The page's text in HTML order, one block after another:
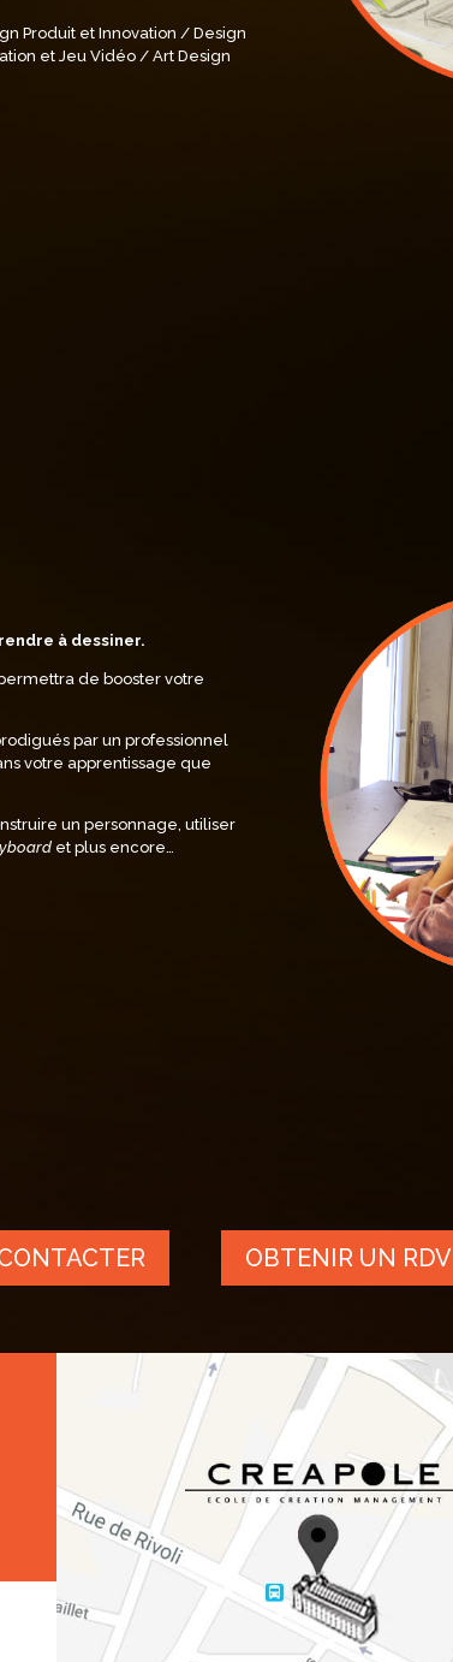
Produit et Innovation /Design
et Jeu Vidéo /Art Design
à dessiner.
de booster votre
par un professionnel
votre apprentissage que
un personnage, utiliser
et plus encore…
OBTENIR UN RDV